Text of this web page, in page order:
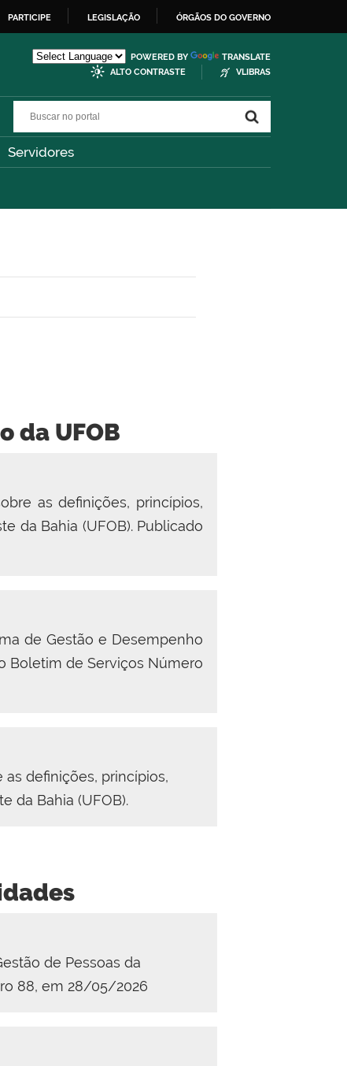
PARTICIPE LEGISLAÇÃO ÓRGÃOS DO GOVERNO
POWERED BY
TRANSLATE
ALTO CONTRASTE
VLIBRAS
Servidores
da UFOB
as definições, princípios,
da Bahia (UFOB). Publicado
de Gestão e Desempenho
Boletim de Serviços Número
definições, princípios,
da Bahia (UFOB).
de Pessoas da
88, em 28/05/2026